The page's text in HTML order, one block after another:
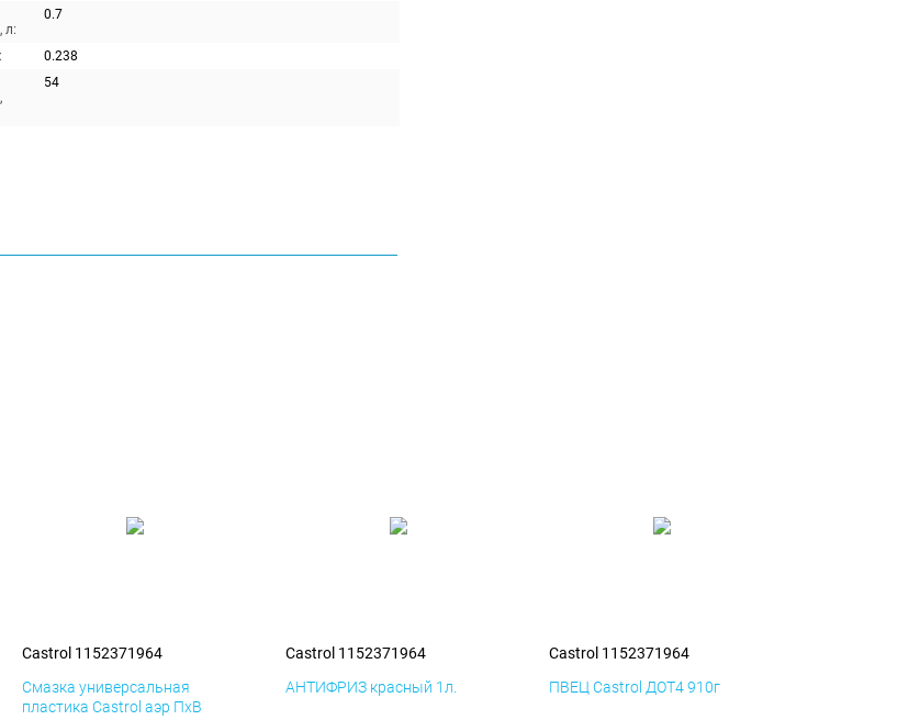
л:
0.7
0.238
54
Castrol 1152371964
Смазка универсальная
пластика Castrol аэр ПхВ
Castrol 1152371964
АНТИФРИЗ красный 1л.
Castrol 1152371964
ПВЕЦ Castrol ДОТ4 910г